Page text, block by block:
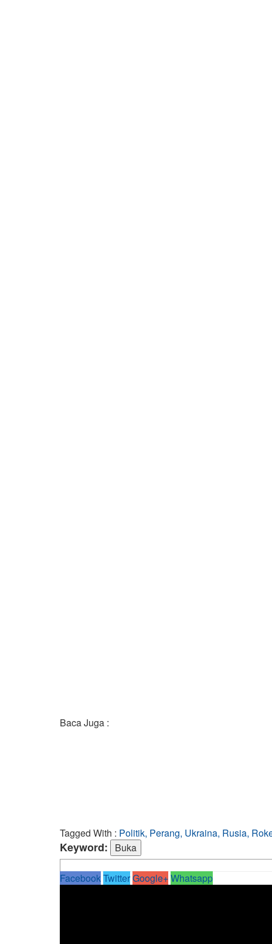
Baca Juga :
Tagged With : Politik, Perang, Ukraina, Rusia,
Keyword:
FacebookTwitterGoogle+Whatsapp